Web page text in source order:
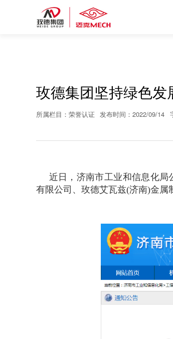
玫德集团坚持绿色
所属栏目：荣誉认证 发布时间：2022/09/14
近日，济南市工业和信息化
有限公司、玫德艾瓦兹(济南)金属